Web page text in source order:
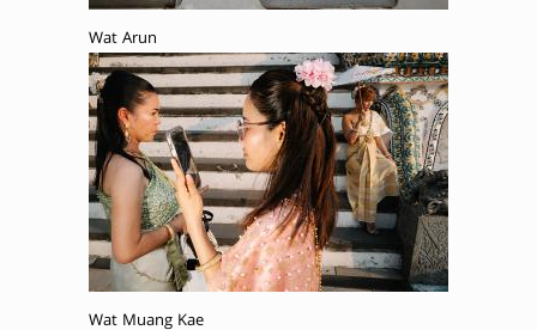
Wat Arun
Wat Muang Kae